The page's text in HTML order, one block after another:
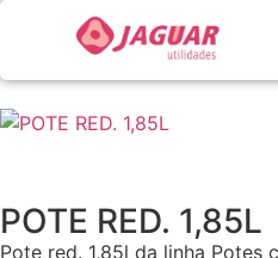
POTE RED. 1,85L
Pote red. 1,85l da linha Potes